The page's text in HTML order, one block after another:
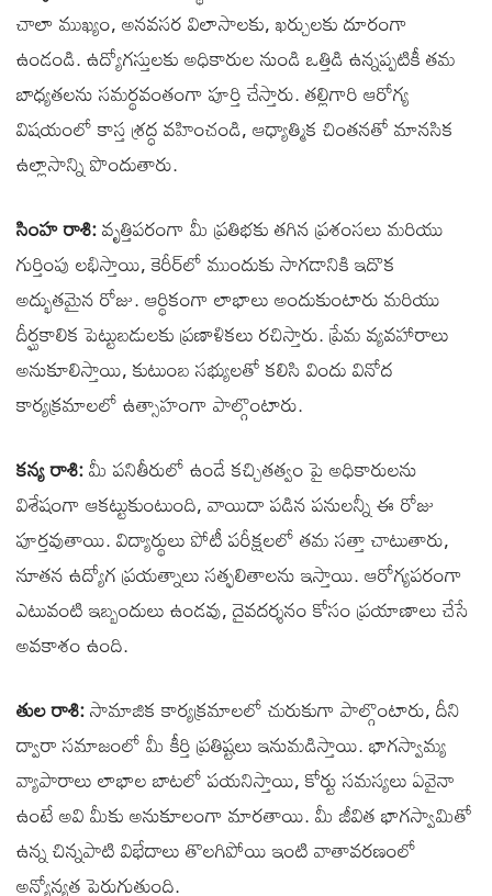
చాలా ముఖ్యం, అనవసర విలాసాలకు, ఖర్చులకు దూరంగా
ఉండండి. ఉద్యోగస్తులకు అధికారుల నుండి ఒత్తిడి ఉన్నప్పటికీ తమ
బాధ్యతలను సమర్థవంతంగా పూర్తి చేస్తారు. తల్లిగారి ఆరోగ్య
విషయంలో కాస్త శ్రద్ధ వహించండి, ఆధ్యాత్మిక చింతనతో మానసిక
ఉల్లాసాన్ని పొందుతారు.
సింహ రాశి:వృత్తిపరంగా మీ ప్రతిభకు తగిన ప్రశంసలు మరియు
గుర్తింపు లభిస్తాయి, కెరీర్‌లో ముందుకు సాగడానికి ఇదొక
అద్భుతమైన రోజు. ఆర్థికంగా లాభాలు అందుకుంటారు మరియు
దీర్ఘకాలిక పెట్టుబడులకు ప్రణాళికలు రచిస్తారు. ప్రేమ వ్యవహారాలు
అనుకూలిస్తాయి, కుటుంబ సభ్యులతో కలిసి విందు వినోద
కార్యక్రమాలలో ఉత్సాహంగా పాల్గొంటారు.
కన్య రాశి:మీ పనితీరులో ఉండే కచ్చితత్వం పై అధికారులను
విశేషంగా ఆకట్టుకుంటుంది, వాయిదా పడిన పనులన్నీ ఈ రోజు
పూర్తవుతాయి. విద్యార్థులు పోటీ పరీక్షలలో తమ సత్తా చాటుతారు,
నూతన ఉద్యోగ ప్రయత్నాలు సత్ఫలితాలను ఇస్తాయి. ఆరోగ్యపరంగా
ఎటువంటి ఇబ్బందులు ఉండవు, దైవదర్శనం కోసం ప్రయాణాలు చేసే
అవకాశం ఉంది.
తుల రాశి:సామాజిక కార్యక్రమాలలో చురుకుగా పాల్గొంటారు, దీని
ద్వారా సమాజంలో మీ కీర్తి ప్రతిష్టలు ఇనుమడిస్తాయి. భాగస్వామ్య
వ్యాపారాలు లాభాల బాటలో పయనిస్తాయి, కోర్టు సమస్యలు ఏవైనా
ఉంటే అవి మీకు అనుకూలంగా మారతాయి. మీ జీవిత భాగస్వామితో
ఉన్న చిన్నపాటి విభేదాలు తొలగిపోయి ఇంటి వాతావరణంలో
అన్యోన్యత పెరుగుతుంది.